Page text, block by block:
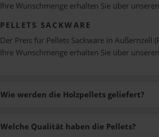
Ihre Wunschmenge erhalten Sie über unseren
PELLETS SACKWARE
Der Preis für Pellets Sackware in Außernzell
Ihre Wunschmenge erhalten Sie über unseren
Wie werden die Holzpellets geliefert?
Welche Qualität haben die Pellets?